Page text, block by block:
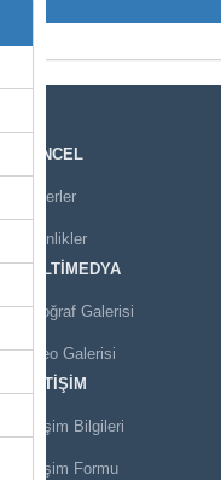
GÜNCEL
Haberler
Etkinlikler
MULTİMEDYA
Fotoğraf Galerisi
Video Galerisi
İLETİŞİM
İletişim Bilgileri
İletişim Formu